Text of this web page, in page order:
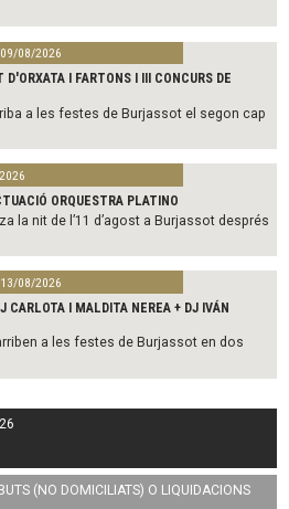
08/2026
I FARTONS I III CONCURS DE
a les festes de Burjassot el segon cap
ORQUESTRA PLATINO
la nit de l’11 d’agost a Burjassot després
08/2026
CARLOTA I MALDITA NEREA + DJ IVÁN
a les festes de Burjassot en dos
(NO DOMICILIATS) O LIQUIDACIONS